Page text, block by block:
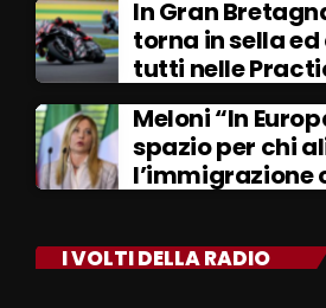
In Gran
torna in sella
tutti nelle
Meloni “In
spazio per chi
l’immigrazione
I VOLTI DELLA RADIO